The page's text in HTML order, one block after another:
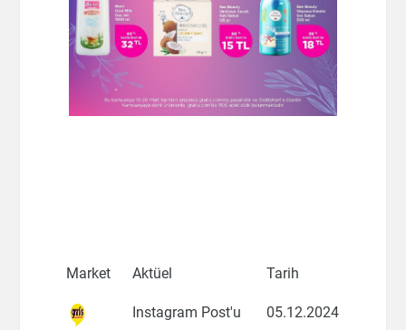
Market Aktüel Tarih
Instagram Post'u 05.12.2024